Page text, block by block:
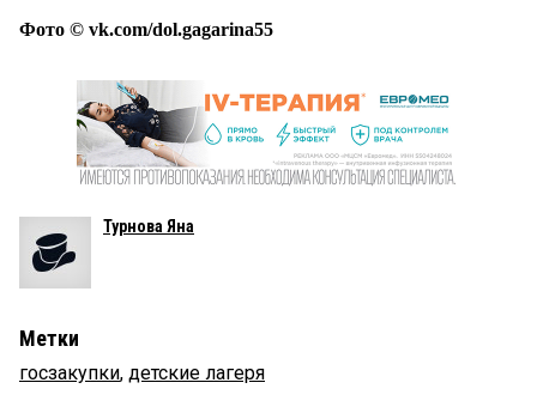
Фото © vk.com/dol.gagarina55
Турнова Яна
Метки
госзакупки, детские лагеря